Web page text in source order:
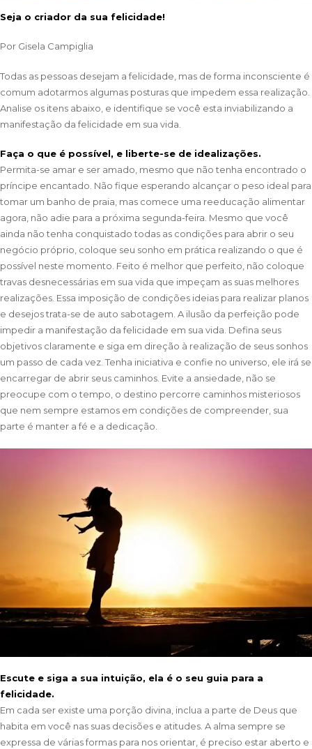
Seja o criador da sua felicidade!
Por Gisela Campiglia
Todas as pessoas desejam a felicidade, mas de forma inconsciente é
comum adotarmos algumas posturas que impedem essa realização.
Analise os itens abaixo, e identifique se você esta inviabilizando a
manifestação da felicidade em sua vida.
Faça o que é possível, e liberte-se de idealizações.
Permita-se amar e ser amado, mesmo que não tenha encontrado o
príncipe encantado. Não fique esperando alcançar o peso ideal para
tomar um banho de praia, mas comece uma reeducação alimentar
agora, não adie para a próxima segunda-feira. Mesmo que você
ainda não tenha conquistado todas as condições para abrir o seu
negócio próprio, coloque seu sonho em prática realizando o que é
possível neste momento. Feito é melhor que perfeito, não coloque
travas desnecessárias em sua vida que impeçam as suas melhores
realizações. Essa imposição de condições ideias para realizar planos
e desejos trata-se de auto sabotagem. A ilusão da perfeição pode
impedir a manifestação da felicidade em sua vida. Defina seus
objetivos claramente e siga em direção à realização de seus sonhos
um passo de cada vez. Tenha iniciativa e confie no universo, ele irá se
encarregar de abrir seus caminhos. Evite a ansiedade, não se
preocupe com o tempo, o destino percorre caminhos misteriosos
que nem sempre estamos em condições de compreender, sua
parte é manter a fé e a dedicação.
Escute e siga a sua intuição, ela é o seu guia para a
felicidade.
Em cada ser existe uma porção divina, inclua a parte de Deus que
habita em você nas suas decisões e atitudes. A alma sempre se
expressa de várias formas para nos orientar, é preciso estar aberto e